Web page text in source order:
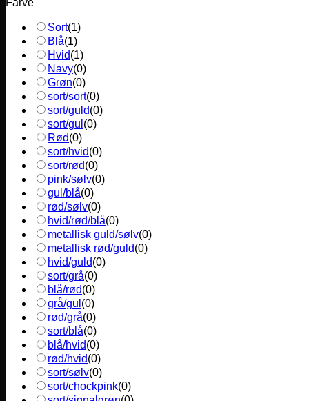
Farve
Sort(1)
Blå(1)
Hvid(1)
Navy(0)
Grøn(0)
sort/sort(0)
sort/guld(0)
sort/gul (0)
Rød(0)
sort/hvid(0)
sort/rød(0)
pink/sølv(0)
gul/blå(0)
rød/sølv(0)
hvid/rød/blå(0)
metallisk guld/sølv(0)
metallisk rød/guld(0)
hvid/guld(0)
sort/grå(0)
blå/rød(0)
grå/gul (0)
rød/grå(0)
sort/blå(0)
blå/hvid(0)
rød/hvid(0)
sort/sølv(0)
sort/chockpink(0)